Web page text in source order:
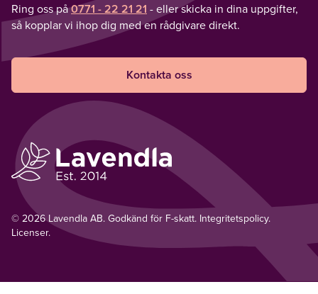
Ring oss på0771 - 22 21 21 - eller skicka in dina uppgifter,
så kopplar vi ihop dig med en rådgivare direkt.
Kontakta oss
© 2026 Lavendla AB. Godkänd för F-skatt. Integritetspolicy.
Licenser.